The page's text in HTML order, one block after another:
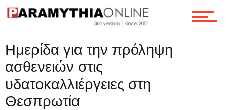
Ροή
Επικοινωνία
Ημερίδα για την πρόληψη
ασθενειών στις
υδατοκαλλιέργειες στη
Θεσπρωτία